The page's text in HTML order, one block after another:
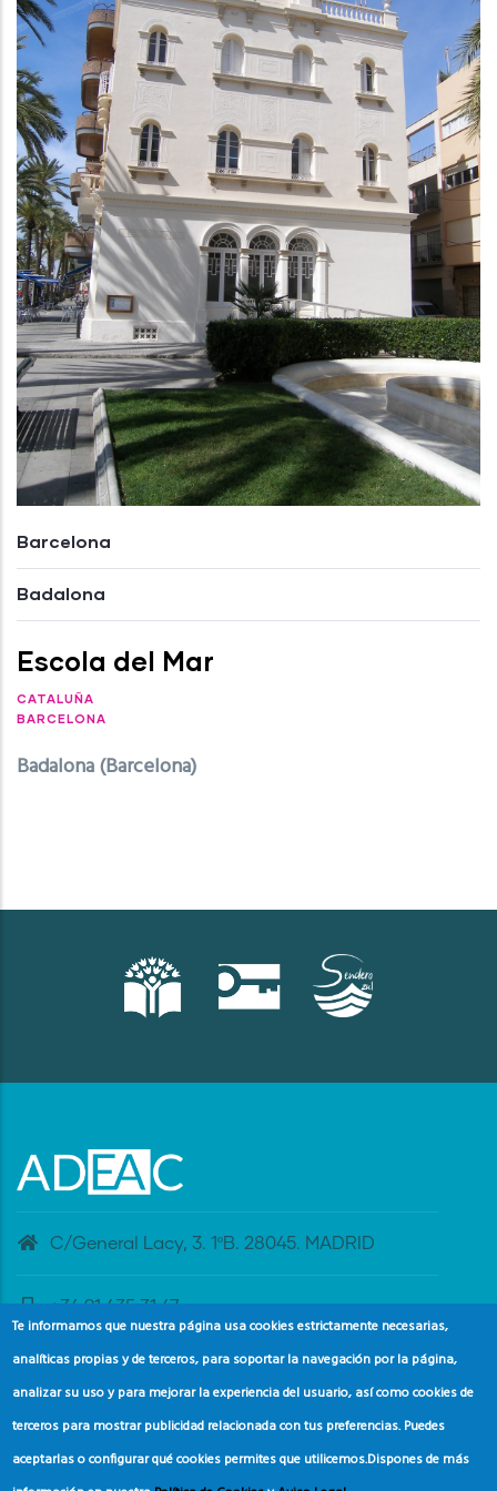
Barcelona
Badalona
Escola del Mar
CATALUÑA
BARCELONA
Badalona (Barcelona)
C/General Lacy, 3. 1ºB. 28045. MADRID
+34 91 435 31 47
banderaazul@adeac.es
Te informamos que nuestra página usa cookies estrictamente necesarias,
analíticas propias y de terceros, para soportar la navegación por la página,
analizar su uso y para mejorar la experiencia del usuario, así como cookies de
terceros para mostrar publicidad relacionada con tus preferencias. Puedes
aceptarlas o configurar qué cookies permites que utilicemos.Dispones de más